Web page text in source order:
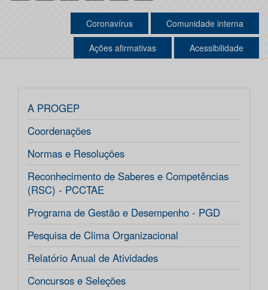
Coronavírus Comunidade interna
Ações afirmativas Acessibilidade
A PROGEP
Coordenações
Normas e Resoluções
Reconhecimento de Saberes e Competências
(RSC) - PCCTAE
Programa de Gestão e Desempenho - PGD
Pesquisa de Clima Organizacional
Relatório Anual de Atividades
Concursos e Seleções